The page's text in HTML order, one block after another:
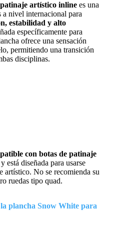
artístico inline es una
a nivel internacional para
estabilidad y alto
específicamente para
ofrece una sensación
permitiendo una transición
disciplinas.
con botas de patinaje
está diseñada para usarse
artístico. No se recomienda su
ruedas tipo quad.
plancha Snow White para